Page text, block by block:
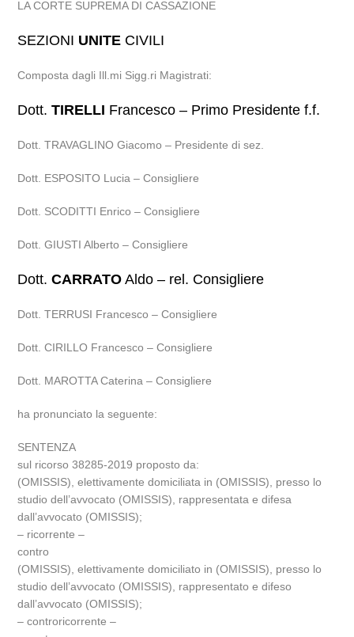
LA CORTE SUPREMA DI CASSAZIONE
SEZIONI UNITE CIVILI
Composta dagli Ill.mi Sigg.ri Magistrati:
Dott.TIRELLI Francesco – Primo Presidente f.f.
Dott. TRAVAGLINO Giacomo – Presidente di sez.
Dott. ESPOSITO Lucia – Consigliere
Dott. SCODITTI Enrico – Consigliere
Dott. GIUSTI Alberto – Consigliere
Dott.CARRATO Aldo – rel. Consigliere
Dott. TERRUSI Francesco – Consigliere
Dott. CIRILLO Francesco – Consigliere
Dott. MAROTTA Caterina – Consigliere
ha pronunciato la seguente:
SENTENZA
sul ricorso 38285-2019 proposto da:
(OMISSIS), elettivamente domiciliata in (OMISSIS), presso lo
studio dell’avvocato (OMISSIS), rappresentata e difesa
dall’avvocato (OMISSIS);
– ricorrente –
contro
(OMISSIS), elettivamente domiciliato in (OMISSIS), presso lo
studio dell’avvocato (OMISSIS), rappresentato e difeso
dall’avvocato (OMISSIS);
– controricorrente –